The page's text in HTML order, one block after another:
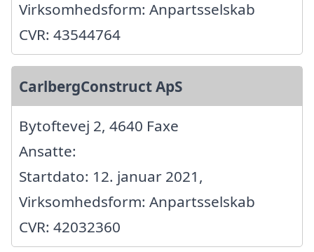
Virksomhedsform: Anpartsselskab
CVR: 43544764
CarlbergConstruct ApS
Bytoftevej 2, 4640 Faxe
Ansatte:
Startdato: 12. januar 2021,
Virksomhedsform: Anpartsselskab
CVR: 42032360